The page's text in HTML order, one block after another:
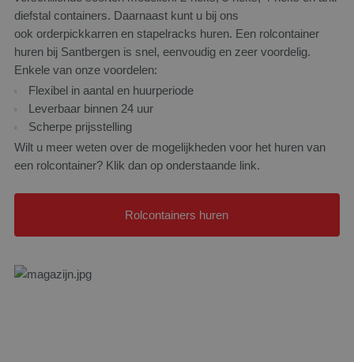
diefstal containers. Daarnaast kunt u bij ons
ook orderpickkarren en stapelracks huren. Een rolcontainer
huren bij Santbergen is snel, eenvoudig en zeer voordelig.
Enkele van onze voordelen:
Flexibel in aantal en huurperiode
Leverbaar binnen 24 uur
Scherpe prijsstelling
Wilt u meer weten over de mogelijkheden voor het huren van
een rolcontainer? Klik dan op onderstaande link.
Rolcontainers huren